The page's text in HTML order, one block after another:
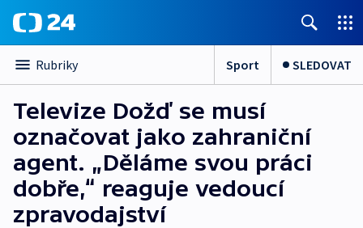
Rubriky Sport SLEDOVAT
Televize Dožď se musí
označovat jako zahraniční
agent. „Děláme svou práci
dobře,“ reaguje vedoucí
zpravodajství